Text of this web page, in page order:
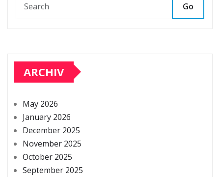
Go
ARCHIV
May 2026
January 2026
December 2025
November 2025
October 2025
September 2025